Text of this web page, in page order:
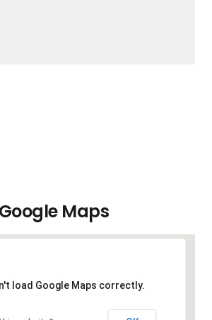
Google Maps
load Google Maps correctly.